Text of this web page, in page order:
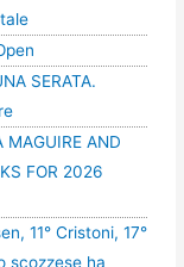
SERATA.
MAGUIRE AND
FOR 2026
11° Cristoni, 17°
scozzese ha